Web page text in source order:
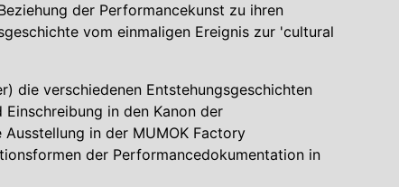
der Performancekunst zu ihren
vom einmaligen Ereignis zur 'cultural
die verschiedenen Entstehungsgeschichten
in den Kanon der
in der MUMOK Factory
der Performancedokumentation in